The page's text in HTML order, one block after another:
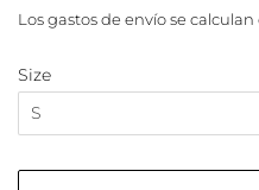
venta
Losgastos de envíose calculan
Size